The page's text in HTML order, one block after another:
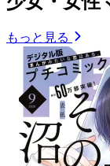
もっと見る